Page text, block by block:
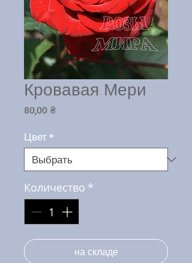
Кровавая Мери
80,00 ₴Цена
Цвет*
Количество *
на складе